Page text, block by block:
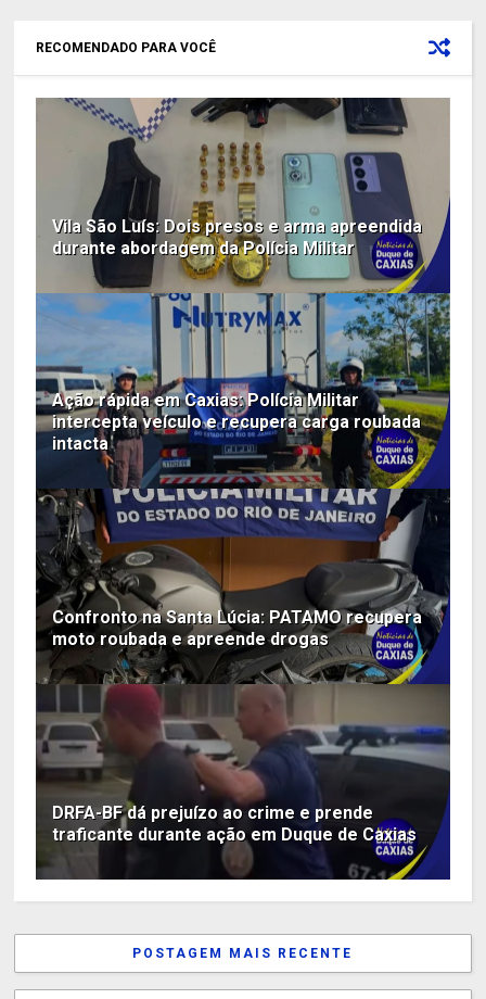
RECOMENDADO PARA VOCÊ
Vila São Luís: Dois presos e arma apreendida
durante abordagem da Polícia Militar
Ação rápida em Caxias: Polícia Militar
intercepta veículo e recupera carga roubada
intacta
Confronto na Santa Lúcia: PATAMO recupera
moto roubada e apreende drogas
DRFA-BF dá prejuízo ao crime e prende
traficante durante ação em Duque de Caxias
POSTAGEM MAIS RECENTE